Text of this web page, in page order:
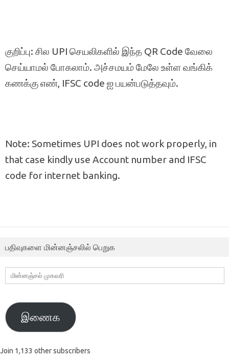
குறிப்பு: சில UPI செயலிகளில் இந்த QR Code வேலை
செய்யாமல் போகலாம். அச்சமயம் மேலே உள்ள வங்கிக்
கணக்கு எண், IFSC code ஐ பயன்படுத்தவும்.
Note: Sometimes UPI does not work properly, in
that case kindly use Account number and IFSC
code for internet banking.
பதிவுகளை மின்னஞ்சலில் பெறுக
மின்னஞ்சல்
முகவரி
இணைக
Join 1,133 other subscribers